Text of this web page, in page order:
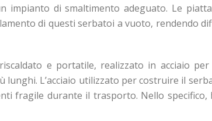
di smaltimento adeguato. Le
di questi serbatoi a vuoto, rendendo
e portatile, realizzato in acciaio per
L’acciaio utilizzato per costruire il
fragile durante il trasporto. Nello specifico,